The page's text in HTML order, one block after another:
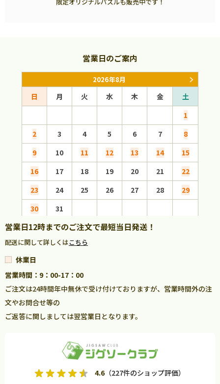
限定オリジナルパズルも販売中です！
営業日のご案内
2026年8月
日 月 火 水 木 金
土
1
2
3 4 5 6 7
8
9
10 11 12 13 14
15
16
17 18 19 20 21
22
23
24 25 26 27 28
29
30
31
営業日12時までのご注文で最短当日発送！
配送に関して詳しくはこちら
休業日
営業時間：9：00-17：00
ご注文は24時間年中無休で受け付けておりますが、営業時間外の注
文やお問合せ等の
ご返答に関しましては翌営業日となります。
4.6 （227件のショップ評価）